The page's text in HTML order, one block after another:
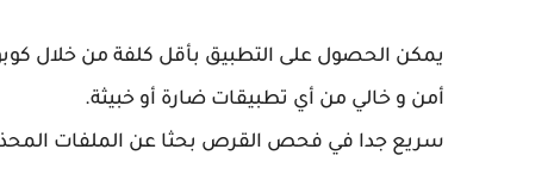
يمكن الحصول على التطبيق بأقل كلفة من خلال
أمن و خالي من أي تطبيقات ضارة أو خبيثة.
سريع جدا في فحص القرص بحثا عن الملفات